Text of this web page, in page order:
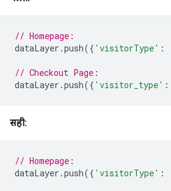
// Homepage:
dataLayer .push({ 'visitorType' :
// Checkout Page:
dataLayer .push({ 'visitor_type' :
सही:
// Homepage:
dataLayer .push({ 'visitorType' :